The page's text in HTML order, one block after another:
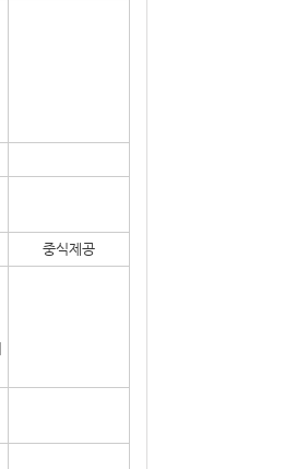
중식제공